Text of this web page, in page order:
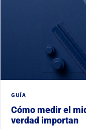
GUÍA
Cómo medir el
verdad importan